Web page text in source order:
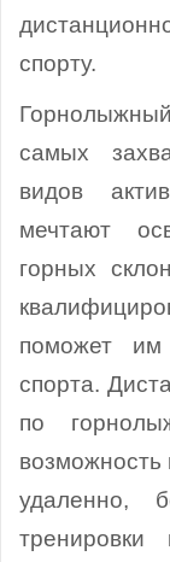
спорту.
самых
видов
мечтают
горных
поможет им
спорта.
по
возможность
удаленно,